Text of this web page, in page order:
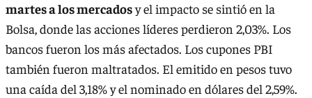
martes a los mercadosy el impacto se sintió en la
Bolsa, donde las acciones líderes perdieron 2,03%. Los
bancos fueron los más afectados. Los cupones PBI
también fueron maltratados. El emitido en pesos tuvo
una caída del 3,18% y el nominado en dólares del 2,59%.